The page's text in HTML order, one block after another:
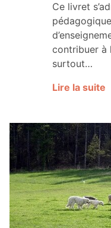
Ce livret
contribuer à
surtout…
Lire la suite